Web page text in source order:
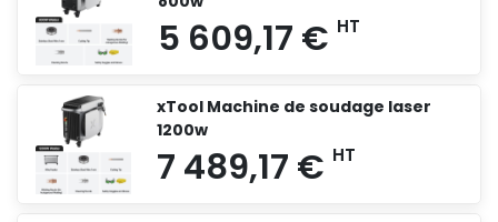
xTool Machine de soudage laser
1200w